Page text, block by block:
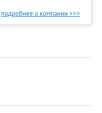
подробнее о компании >>>